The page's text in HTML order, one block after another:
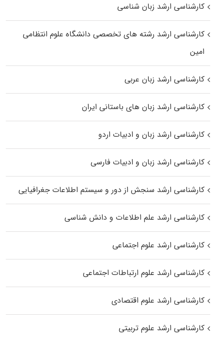
کارشناسی ارشد زبان شناسی
کارشناسی ارشد رﺷﺘﻪ ﻫﺎی تخصصی داﻧﺸﮕﺎه ﻋﻠﻮم انتظامی
اﻣﻴﻦ
کارشناسی ارشد زبان عربی
کارشناسی ارشد زبان‌ های باستانی ایران
کارشناسی ارشد زبان و ادبیات اردو
کارشناسی ارشد زبان و ادبیات فارسی
کارشناسی ارشد سنجش از دور و سیستم اطلاعات جغرافیایی
کارشناسی ارشد علم اطلاعات و دانش شناسی
کارشناسی ارشد علوم اجتماعی
کارشناسی ارشد علوم ارتباطات اجتماعی
کارشناسی ارشد علوم اقتصادی
کارشناسی ارشد علوم تربیتی